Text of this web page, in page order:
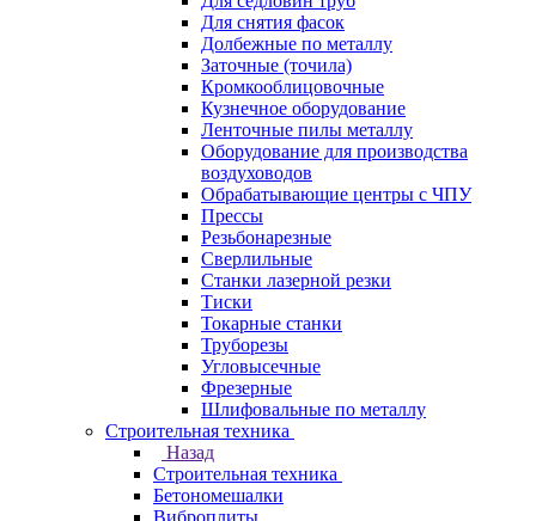
Для снятия фасок
Долбежные по металлу
Заточные (точила)
Кромкооблицовочные
Кузнечное оборудование
Ленточные пилы металлу
Оборудование для производства
воздуховодов
Обрабатывающие центры с ЧПУ
Прессы
Резьбонарезные
Сверлильные
Станки лазерной резки
Тиски
Токарные станки
Труборезы
Угловысечные
Фрезерные
Шлифовальные по металлу
Строительная техника
Назад
Строительная техника
Бетономешалки
Виброплиты